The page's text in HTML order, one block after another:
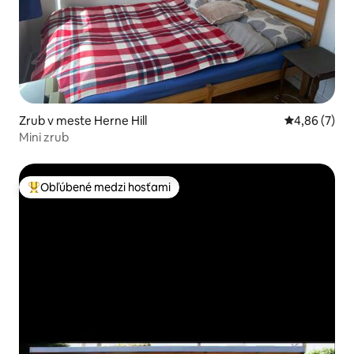
Zrub v meste Herne Hill Priemerné
4,86 (7)
Mini zrub
Najobľúbenejšie medzi hosťami
Obľúbené medzi hosťami